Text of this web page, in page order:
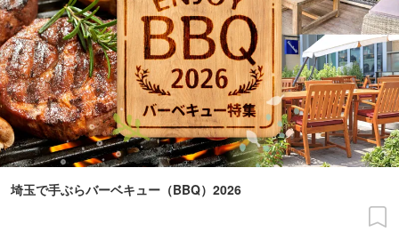
埼玉で手ぶらバーベキュー（BBQ）2026